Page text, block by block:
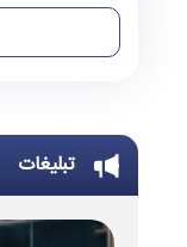
تبلیغات